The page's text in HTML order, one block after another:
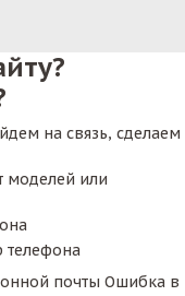
на связь, сделаем
моделей или
почты Ошибка в